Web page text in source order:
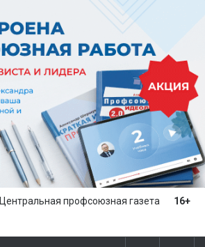
Центральная профсоюзная газета 16+